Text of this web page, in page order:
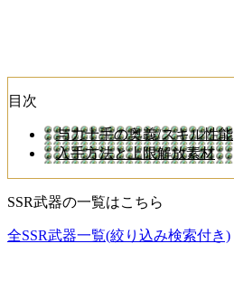
目次
与力十手の奥義/スキル性能
入手方法と上限解放素材
SSR武器の一覧はこちら
全SSR武器一覧(絞り込み検索付き)